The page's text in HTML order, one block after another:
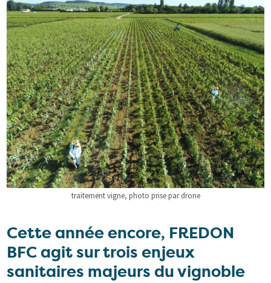
traitement vigne, photo prise par drone
Cette année encore, FREDON
BFC agit sur trois enjeux
sanitaires majeurs du vignoble